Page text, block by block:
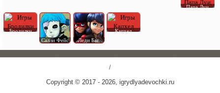
Папа Луи
Бродилки
Салли Фейс
Леди Баг
Капхед
/
Copyright © 2017 - 2026, igrydlyadevochki.ru